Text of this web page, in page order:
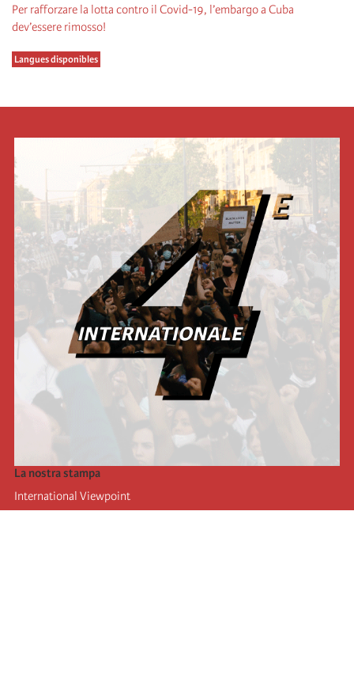
Per rafforzare la lotta contro il Covid-19, l’embargo a Cuba
dev’essere rimosso!
Langues disponibles
La nostra stampa
International Viewpoint